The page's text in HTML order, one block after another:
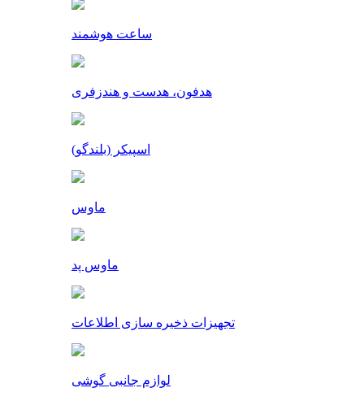
ساعت هوشمند
هدفون، هدست و هندزفری
اسپیکر (بلندگو)
ماوس
ماوس پد
تجهیزات ذخیره سازی اطلاعات
لوازم جانبی گوشی